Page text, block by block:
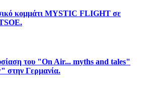
κομμάτι MYSTIC FLIGHT σε
του "On Air... myths and tales"
στην Γερμανία.